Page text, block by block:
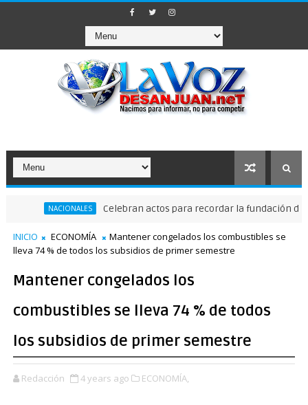
NACIONALES Celebran actos para recordar la fundación de Santo
INICIO ECONOMÍA
Mantener congelados los combustibles se
lleva 74 % de todos los subsidios de primer semestre
Mantener congelados los
combustibles se lleva 74 % de todos
los subsidios de primer semestre
Redacción 4 years ago ECONOMÍA,